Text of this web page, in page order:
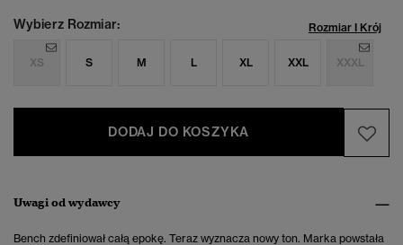
Wybierz Rozmiar: Rozmiar I Krój
XS S M L XL XXL XXXL
DODAJ DO KOSZYKA
Uwagi od wydawcy
Bench zdefiniował całą epokę. Teraz wyznacza nowy ton. Marka powstała